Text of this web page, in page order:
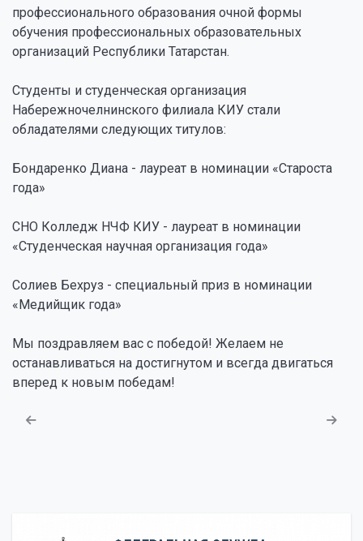
профессионального образования очной формы
обучения профессиональных образовательных
организаций Республики Татарстан.
Студенты и студенческая организация
Набережночелнинского филиала КИУ стали
обладателями следующих титулов:
Бондаренко Диана - лауреат в номинации «Староста
года»
СНО Колледж НЧФ КИУ - лауреат в номинации
«Студенческая научная организация года»
Солиев Бехруз - специальный приз в номинации
«Медийщик года»
Мы поздравляем вас с победой! Желаем не
останавливаться на достигнутом и всегда двигаться
вперед к новым победам!